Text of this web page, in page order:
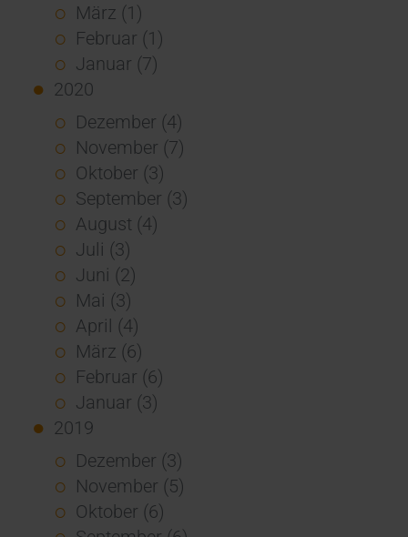
März (1)
Februar (1)
Januar (7)
2020
Dezember (4)
November (7)
Oktober (3)
September (3)
August (4)
Juli (3)
Juni (2)
Mai (3)
April (4)
März (6)
Februar (6)
Januar (3)
2019
Dezember (3)
November (5)
Oktober (6)